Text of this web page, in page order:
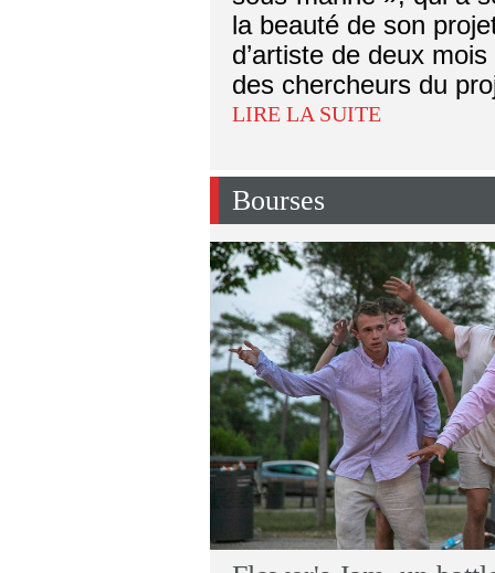
la beauté de son
d’artiste de deux
des chercheurs du
LIRE LA SUITE
Bourses